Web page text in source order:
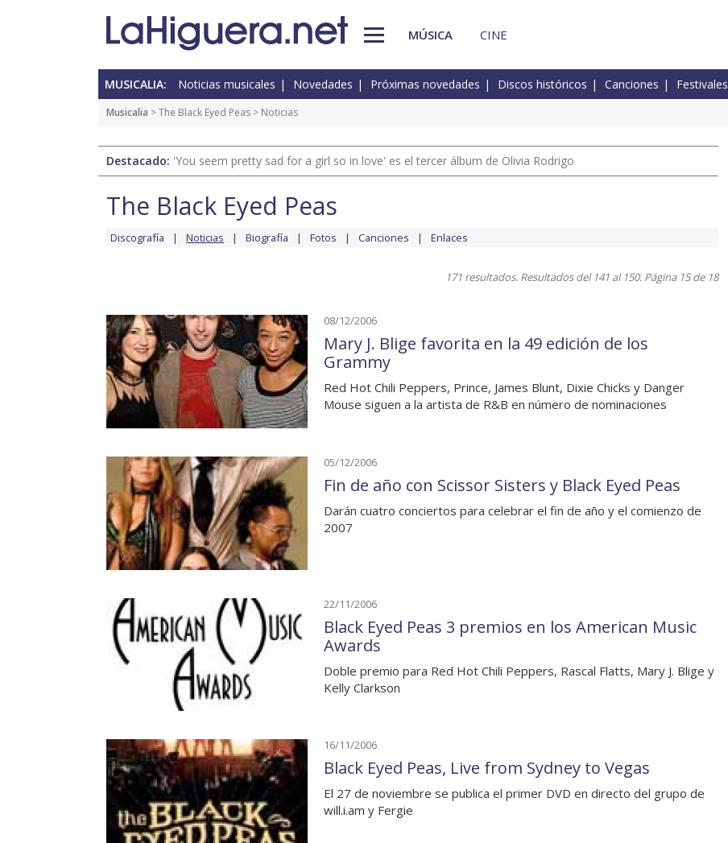
MÚSICA CINE
MUSICALIA: Noticias musicales Novedades Próximas novedades Discos históricos Canciones Festivales
Musicalia >The Black Eyed Peas > Noticias
Destacado: 'You seem pretty sad for a girl so in love' es el tercer álbum de Olivia Rodrigo
The Black Eyed Peas
Discografía Noticias Biografía Fotos Canciones Enlaces
171 resultados. Resultados del 141 al 150. Página 15 de 18
08/12/2006
Mary J. Blige favorita en la 49 edición de los
Grammy
Red Hot Chili Peppers, Prince, James Blunt, Dixie Chicks y Danger
Mouse siguen a la artista de R&B en número de nominaciones
05/12/2006
Fin de año con Scissor Sisters y Black Eyed Peas
Darán cuatro conciertos para celebrar el fin de año y el comienzo de
2007
22/11/2006
Black Eyed Peas 3 premios en los American Music
Awards
Doble premio para Red Hot Chili Peppers, Rascal Flatts, Mary J. Blige y
Kelly Clarkson
16/11/2006
Black Eyed Peas, Live from Sydney to Vegas
El 27 de noviembre se publica el primer DVD en directo del grupo de
will.i.am y Fergie